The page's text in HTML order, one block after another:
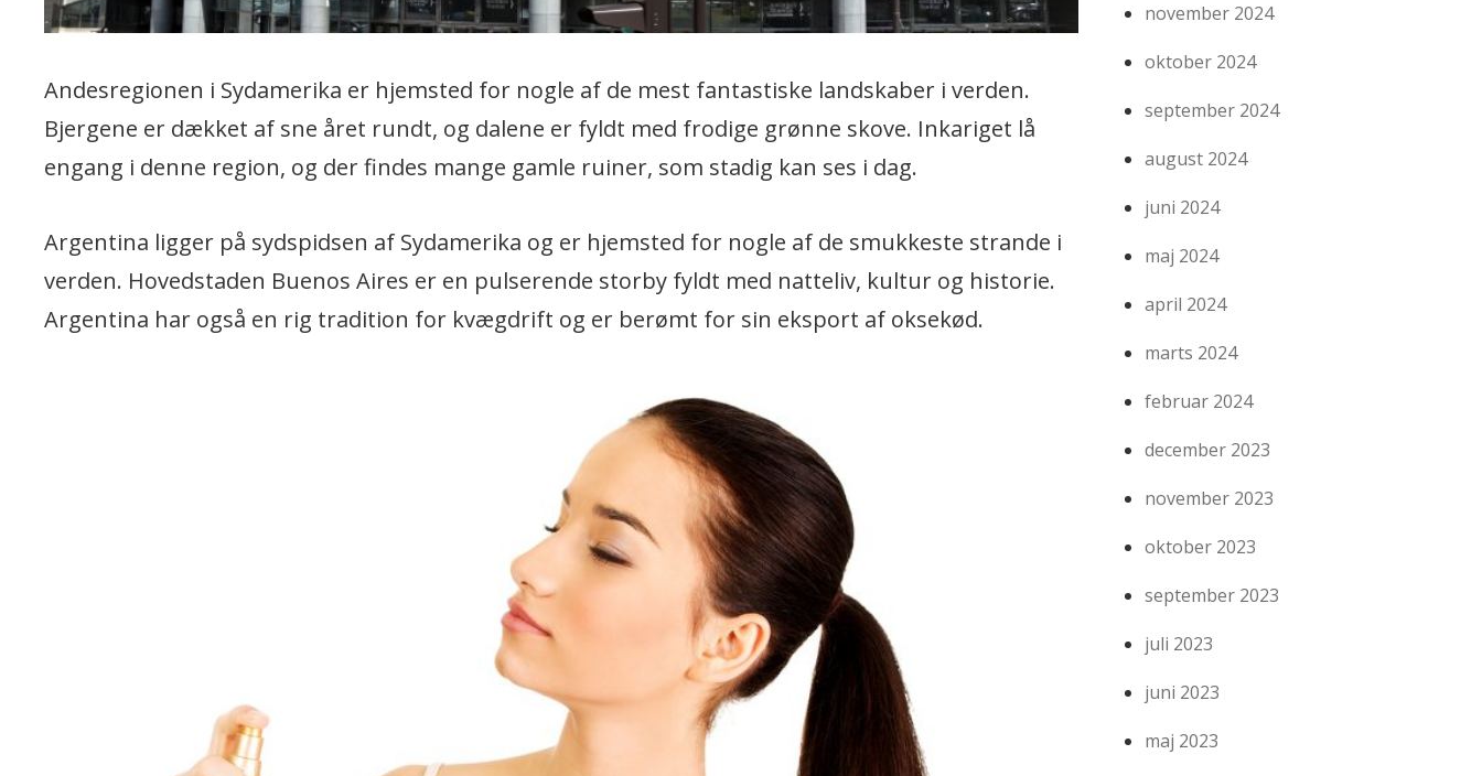
Andesregionen i Sydamerika er hjemsted for nogle af de mest fantastiske landskaber i verden.
Bjergene er dækket af sne året rundt, og dalene er fyldt med frodige grønne skove. Inkariget lå
engang i denne region, og der findes mange gamle ruiner, som stadig kan ses i dag.
Argentina ligger på sydspidsen af Sydamerika og er hjemsted for nogle af de smukkeste strande i
verden. Hovedstaden Buenos Aires er en pulserende storby fyldt med natteliv, kultur og historie.
Argentina har også en rig tradition for kvægdrift og er berømt for sin eksport af oksekød.
november 2024
oktober 2024
september 2024
august 2024
juni 2024
maj 2024
april 2024
marts 2024
februar 2024
december 2023
november 2023
oktober 2023
september 2023
juli 2023
juni 2023
maj 2023